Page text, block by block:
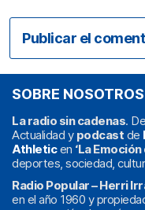
SOBRE NOSOTROS
La radio sin cadenas.
Actualidad y podcast de
Athleticen ‘La
deportes, sociedad,
Radio Popular – Herri
en el año 1960 y